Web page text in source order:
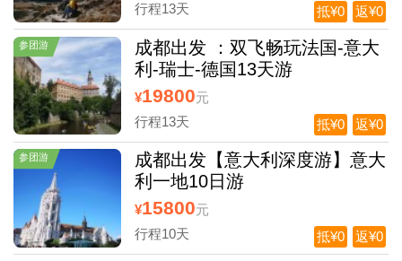
行程13天
返¥0
抵¥0
参团游
成都出发 ：双飞畅玩法国-意大
利-瑞士-德国13天游
¥19800元
行程13天
返¥0
抵¥0
参团游
成都出发【意大利深度游】意大
利一地10日游
¥15800元
行程10天
返¥0
抵¥0